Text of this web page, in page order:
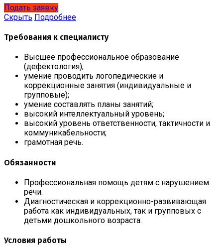
Подать заявку
Скрыть Подробнее
Требования к специалисту
Высшее профессиональное образование
(дефектология);
умение проводить логопедические и
коррекционные занятия (индивидуальные и
групповые);
умение составлять планы занятий;
высокий интеллектуальный уровень;
высокий уровень ответственности, тактичности и
коммуникабельности;
грамотная речь.
Обязанности
Профессиональная помощь детям с нарушением
речи.
Диагностическая и коррекционно-развивающая
работа как индивидуальных, так и групповых с
детьми дошкольного возраста.
Условия работы